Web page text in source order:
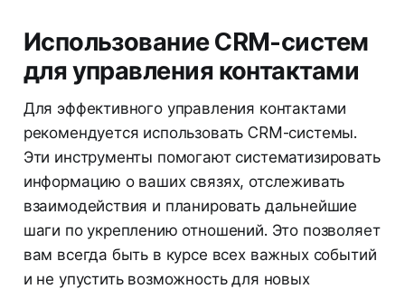
Использование CRM-систем
для управления контактами
Для эффективного управления контактами
рекомендуется использовать CRM-системы.
Эти инструменты помогают систематизировать
информацию о ваших связях, отслеживать
взаимодействия и планировать дальнейшие
шаги по укреплению отношений. Это позволяет
вам всегда быть в курсе всех важных событий
и не упустить возможность для новых